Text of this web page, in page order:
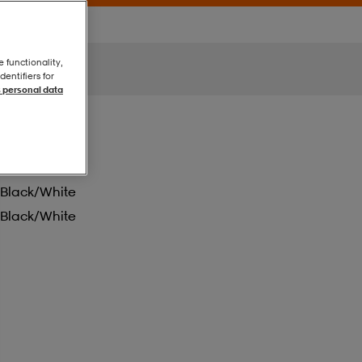
Black/white
Black/white
functionality,
for
personal data